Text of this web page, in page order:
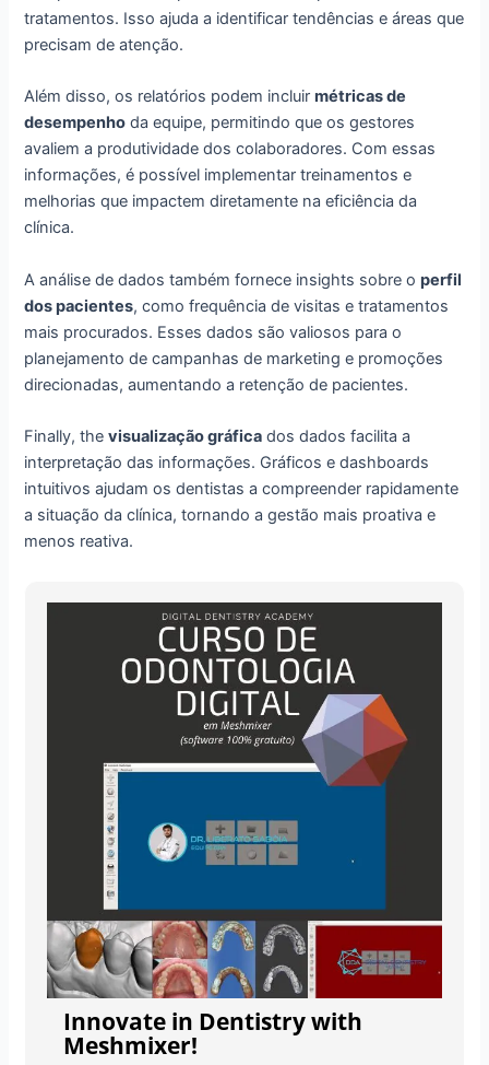
tratamentos. Isso ajuda a identificar tendências e áreas que
precisam de atenção.
Além disso, os relatórios podem incluirmétricas de
desempenho da equipe, permitindo que os gestores
avaliem a produtividade dos colaboradores. Com essas
informações, é possível implementar treinamentos e
melhorias que impactem diretamente na eficiência da
clínica.
A análise de dados também fornece insights sobre operfil
dos pacientes, como frequência de visitas e tratamentos
mais procurados. Esses dados são valiosos para o
planejamento de campanhas de marketing e promoções
direcionadas, aumentando a retenção de pacientes.
Finally, thevisualização gráfica dos dados facilita a
interpretação das informações. Gráficos e dashboards
intuitivos ajudam os dentistas a compreender rapidamente
a situação da clínica, tornando a gestão mais proativa e
menos reativa.
Innovate in Dentistry with
Meshmixer!